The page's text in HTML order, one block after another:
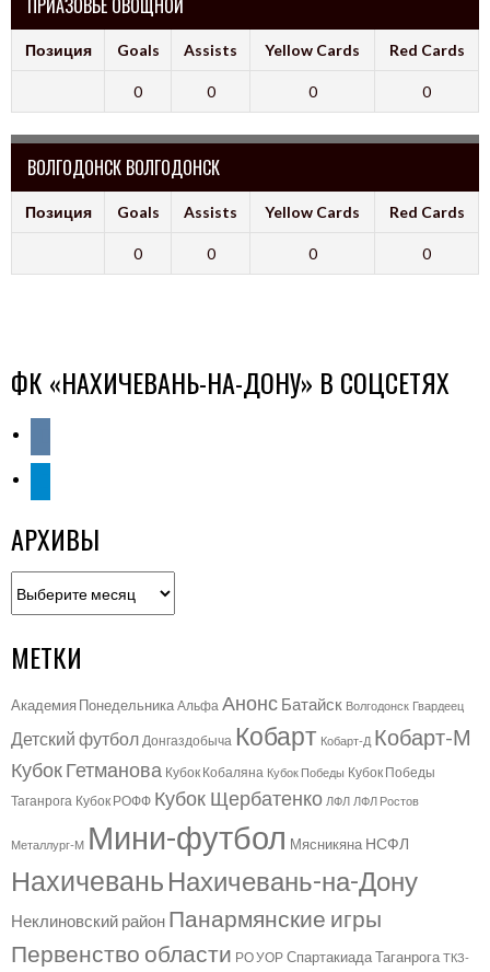
ПРИАЗОВЬЕ ОВОЩНОЙ
Позиция Goals Assists Yellow Cards Red Cards
0 0 0 0
ВОЛГОДОНСК ВОЛГОДОНСК
Позиция Goals Assists Yellow Cards Red Cards
0 0 0 0
ФК «НАХИЧЕВАНЬ-НА-ДОНУ» В СОЦСЕТЯХ
АРХИВЫ
МЕТКИ
Академия Понедельника Альфа Анонс Батайск Волгодонск Гвардеец
Детский футбол Донгаздобыча Кобарт Кобарт-Д Кобарт-М
Кубок Гетманова Кубок Кобаляна Кубок Победы Кубок Победы
Таганрога Кубок РОФФ Кубок Щербатенко ЛФЛ ЛФЛ Ростов
Металлург-М Мини-футбол Мясникяна НСФЛ
Нахичевань Нахичевань-на-Дону
Неклиновский район Панармянские игры
Первенство области РО УОР Спартакиада Таганрога ТКЗ-